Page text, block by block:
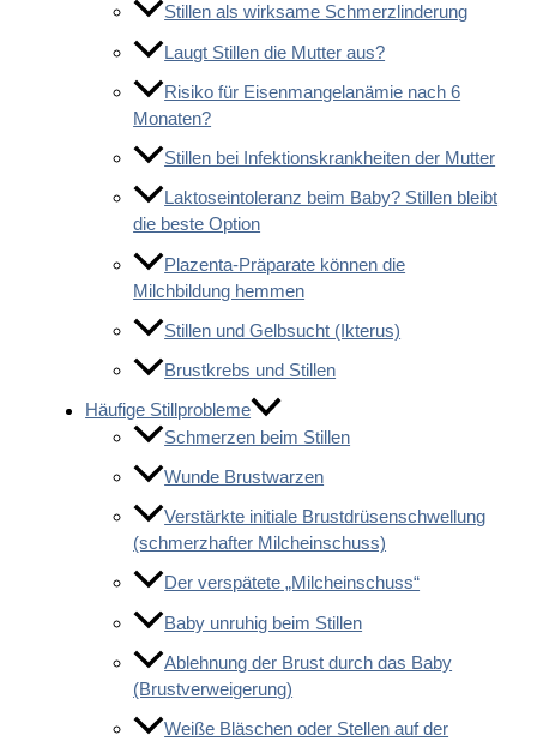
Stillen als wirksame Schmerzlinderung
Laugt Stillen die Mutter aus?
Risiko für Eisenmangelanämie nach 6
Monaten?
Stillen bei Infektionskrankheiten der Mutter
Laktoseintoleranz beim Baby? Stillen bleibt
die beste Option
Plazenta-Präparate können die
Milchbildung hemmen
Stillen und Gelbsucht (Ikterus)
Brustkrebs und Stillen
Häufige Stillprobleme
Schmerzen beim Stillen
Wunde Brustwarzen
Verstärkte initiale Brustdrüsenschwellung
(schmerzhafter Milcheinschuss)
Der verspätete „Milcheinschuss“
Baby unruhig beim Stillen
Ablehnung der Brust durch das Baby
(Brustverweigerung)
Weiße Bläschen oder Stellen auf der